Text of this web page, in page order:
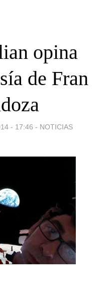
opina
de Fran
- 17:46 - NOTICIAS